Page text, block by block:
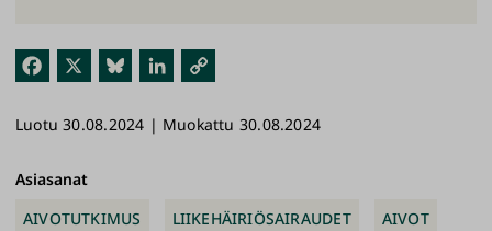
Fac
ok
Blu
y
Link
n
link
Luotu 30.08.2024 | Muokattu 30.08.2024
Asiasanat
AIVOTUTKIMUS
LIIKEHÄIRIÖSAIRAUDET AIVOT